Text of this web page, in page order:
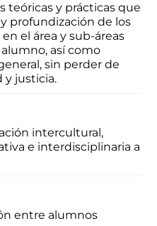
teóricas y prácticas que
profundización de los
el área y sub-áreas
así como
sin perder de
y justicia.
intercultural,
e interdisciplinaria a
entre alumnos